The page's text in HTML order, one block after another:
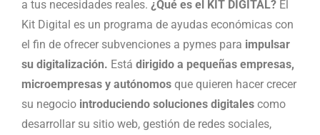
a tus necesidades reales. ¿Qué es el KIT DIGITAL? El
Kit Digital es un programa de ayudas económicas con
el fin de ofrecer subvenciones a pymes para impulsar
su digitalización. Está dirigido a pequeñas empresas,
microempresas y autónomos que quieren hacer crecer
su negocio introduciendo soluciones digitales como
desarrollar su sitio web, gestión de redes sociales,